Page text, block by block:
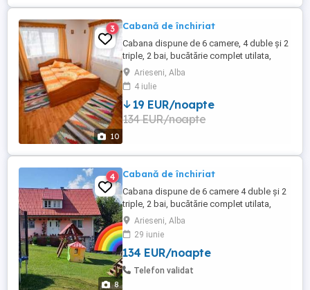
10
3 Cabană de închiriat
Cabana dispune de 6 camere, 4 duble și 2
triple, 2 bai, bucătărie complet utilata,
grătar, ceaun
Arieseni, Alba
4 iulie
19 EUR/noapte
134 EUR/noapte
8
4 Cabană de închiriat
Cabana dispune de 6 camere 4 duble și 2
triple, 2 bai, bucătărie complet utilata,
foișor, grătar, ceaun. Se află situata la 2km
de pârtiile de ski vartop
Arieseni, Alba
29 iunie
134 EUR/noapte
Telefon validat